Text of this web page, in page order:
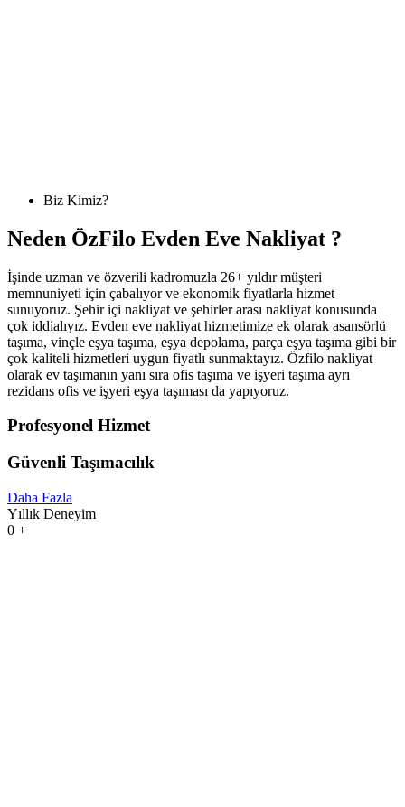
Biz Kimiz?
Neden ÖzFilo Evden Eve Nakliyat ?
İşinde uzman ve özverili kadromuzla 26+ yıldır müşteri
memnuniyeti için çabalıyor ve ekonomik fiyatlarla hizmet
sunuyoruz. Şehir içi nakliyat ve şehirler arası nakliyat konusunda
çok iddialıyız. Evden eve nakliyat hizmetimize ek olarak asansörlü
taşıma, vinçle eşya taşıma, eşya depolama, parça eşya taşıma gibi bir
çok kaliteli hizmetleri uygun fiyatlı sunmaktayız. Özfilo nakliyat
olarak ev taşımanın yanı sıra ofis taşıma ve işyeri taşıma ayrı
rezidans ofis ve işyeri eşya taşıması da yapıyoruz.
Profesyonel Hizmet
Güvenli Taşımacılık
Daha Fazla
Yıllık Deneyim
0 +